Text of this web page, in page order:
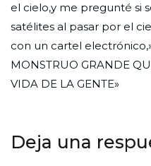
el cielo,y me pregunté si
satélites al pasar por el
con un cartel
MONSTRUO GRANDE
VIDA DE LA GENTE»
Deja una